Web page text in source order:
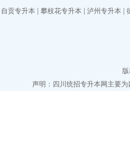
自贡专升本 | 攀枝花专升本 | 泸州专升本 |
声明：四川统招专升本网主要